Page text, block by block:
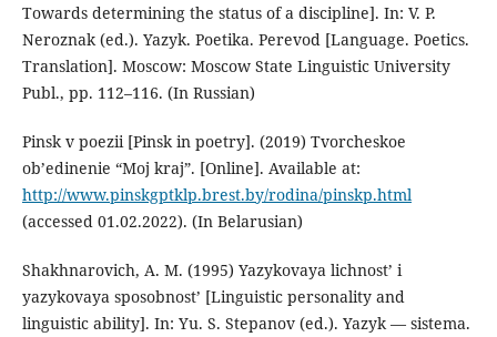
Towards determining the status of a discipline]. In: V. P.
Neroznak (ed.). Yazyk. Poetika. Perevod [Language. Poetics.
Translation]. Moscow: Moscow State Linguistic University
Publ., pp. 112–116. (In Russian)
Pinsk v poezii [Pinsk in poetry]. (2019) Tvorcheskoe
ob’edinenie “Moj kraj”. [Online]. Available at:
http://www.pinskgptklp.brest.by/rodina/pinskp.html
(accessed 01.02.2022). (In Belarusian)
Shakhnarovich, A. M. (1995) Yazykovaya lichnost’ i
yazykovaya sposobnost’ [Linguistic personality and
linguistic ability]. In: Yu. S. Stepanov (ed.). Yazyk — sistema.